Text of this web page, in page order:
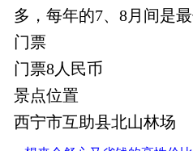
多，每年的7、8月间是最
门票
门票8人民币
景点位置
西宁市互助县北山林场